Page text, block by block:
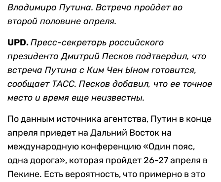
Владимира Путина. Встреча пройдет во
второй половине апреля.
UPD.Пресс-секретарь российского
президента Дмитрий Песков подтвердил, что
встреча Путина с Ким Чен Ыном готовится,
сообщает ТАСС. Песков добавил, что ее точное
место и время еще неизвестны.
По данным источника агентства, Путин в конце
апреля приедет на Дальний Восток на
международную конференцию «Один пояс,
одна дорога», которая пройдет 26-27 апреля в
Пекине. Есть вероятность, что примерно в это